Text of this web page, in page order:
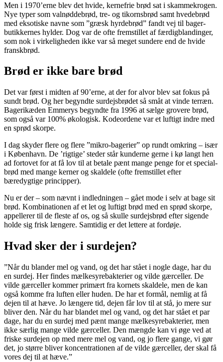
Men i 1970’erne blev det hvide, kerne­frie brød sat i skammekrogen.
Nye typer som valnøddebrød, tre-­ og tikornsbrød samt hvedebrød
med eksotiske navne som ”græsk hyrdebrød” fandt vej til bager­
butikkernes hylder. Dog var de ofte frem­stillet af færdigblandinger,
som nok i vir­keligheden ikke var så meget sundere end de hvide
franskbrød.
Brød er ikke bare brød
Det var først i midten af 90’erne, at der for alvor blev sat fokus på
sundt brød. Og her begyndte surdejsbrødet så småt at vinde terræn.
Bagerikæden Emmerys begyndte fra 1996 at sælge grovere brød,
som også var 100% økologisk. Kodeordene var et luftigt indre med
en sprød skorpe.
I dag skyder flere og flere ”mikro-­bage­rier” op rundt omkring – især
i Køben­havn. De ’rigtige’ steder står kunderne gerne i kø langt hen
ad fortovet for at få lov til at betale pænt mange penge for et special­-
brød med mange kerner og skal­dele (ofte fremstillet efter
bæredygtige principper).
Nu er der – som nævnt i indledningen – gået mode i selv at bage sit
brød. Kom­binationen af et let og luftigt brød med en sprød skorpe,
appellerer til de fleste af os, og så skulle surdejsbrød efter sigende
hol­de sig frisk længere. Samtidig er det lettere at fordøje.
Hvad sker der i surdejen?
”Når du blander mel og vand, og det har stået i nogle dage, har du
en surdej. Her findes mælkesyrebakterier og vilde gær­celler. De
vilde gærceller kommer primært fra kornets skaldele, men de kan
også komme fra luften eller huden. De har et formål, nemlig at få
dejen til at hæve. Jo længere tid, dejen får lov til at stå, jo mere sur
bliver den. Når du har blandet mel og vand, og det har stået et par
dage, har du en surdej med pænt mange mælkesyre­bakterier, men
ikke særlig mange vilde gærceller. Den mængde kan vi øge ved at
friske surdejen op med mere mel og vand, og jo flere gange, vi gør
det, jo større bliver koncentrationen af de vilde gærceller, der skal få
vores dej til at hæve.”